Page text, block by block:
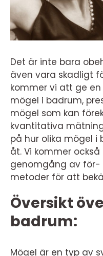
Det är inte bara
även vara skadligt
kommer vi att ge
mögel i badrum,
mögel som kan
kvantitativa
på hur olika mögel i
åt. Vi kommer
genomgång av för-
metoder för att
Översikt
badrum:
Mögel är en typ av